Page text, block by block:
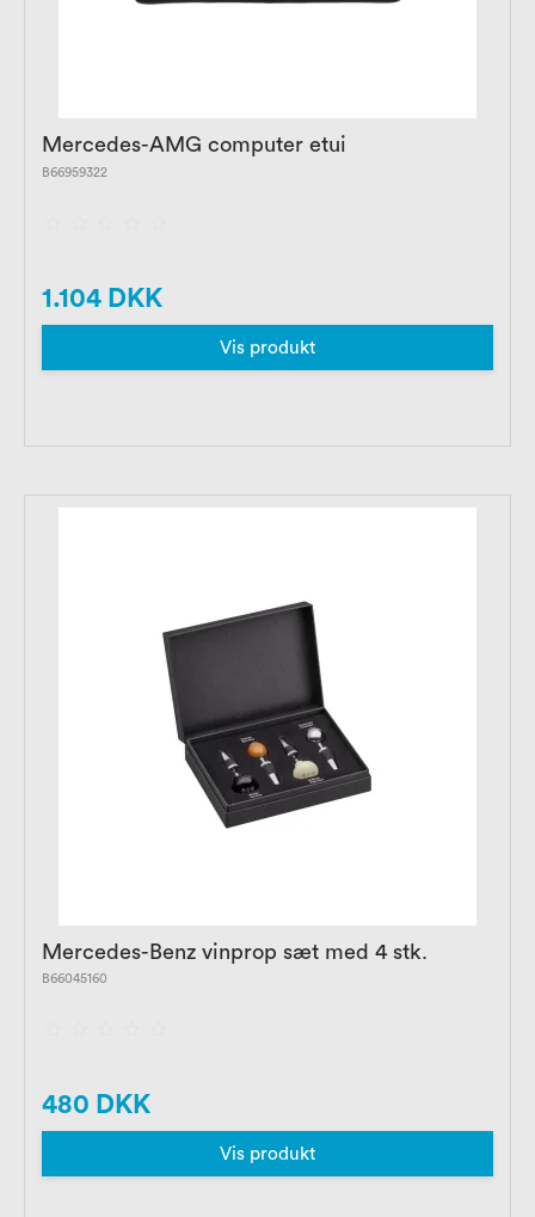
Mercedes-AMG computer etui
B66959322
1.104 DKK
Vis produkt
Mercedes-Benz vinprop sæt med 4 stk.
B66045160
480 DKK
Vis produkt